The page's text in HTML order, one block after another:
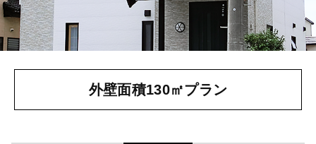
外壁面積130㎡プラン